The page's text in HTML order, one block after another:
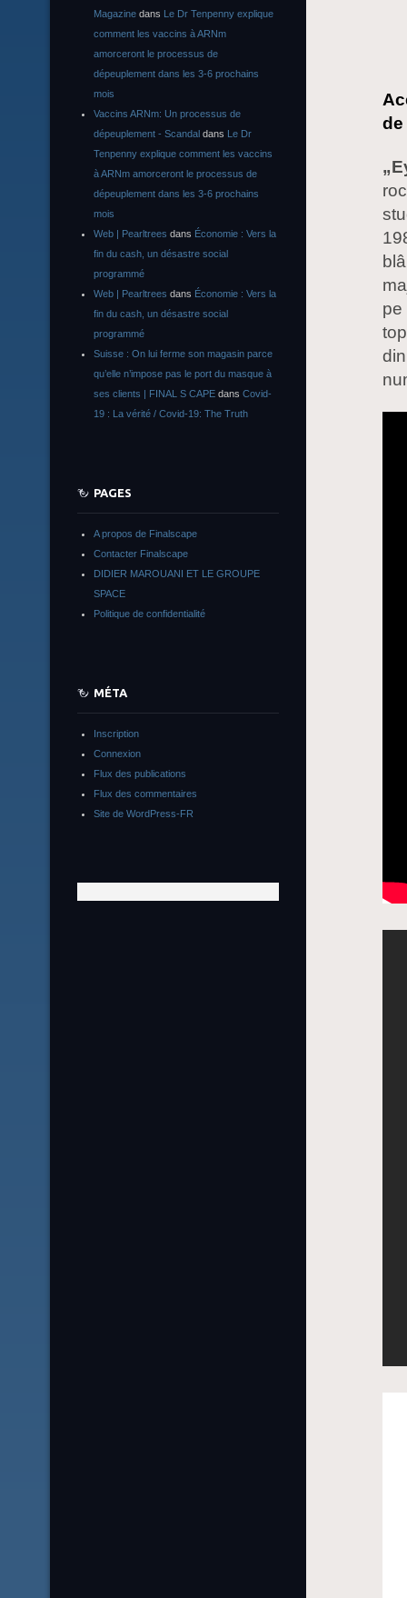
de
pe
Magazine dans Le Dr Tenpenny explique
comment les vaccins à ARNm
amorceront le processus de
dépeuplement dans les 3-6 prochains
mois
Vaccins ARNm: Un processus de
dépeuplement - Scandal dans Le Dr
Tenpenny explique comment les vaccins
à ARNm amorceront le processus de
dépeuplement dans les 3-6 prochains
mois
Web | Pearltrees dans Économie : Vers la
fin du cash, un désastre social
programmé
Web | Pearltrees dans Économie : Vers la
fin du cash, un désastre social
programmé
Suisse : On lui ferme son magasin parce
qu’elle n’impose pas le port du masque à
ses clients | FINAL S CAPE dans Covid-
19 : La vérité / Covid-19: The Truth
PAGES
A propos de Finalscape
Contacter Finalscape
DIDIER MAROUANI ET LE GROUPE
SPACE
Politique de confidentialité
MÉTA
Inscription
Connexion
Flux des publications
Flux des commentaires
Site de WordPress-FR